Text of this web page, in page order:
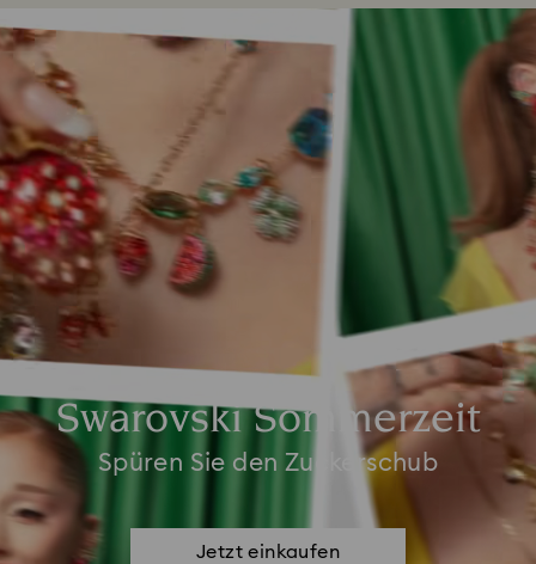
Swarovski Sommerzeit
Spüren Sie den Zuckerschub
Jetzt einkaufen